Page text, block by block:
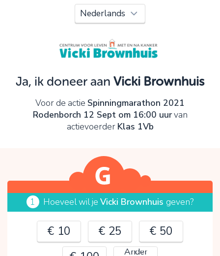
Ja, ik doneer aan Vicki Brownhuis
Voor de actie Spinningmarathon 2021
Rodenborch 12 Sept om 16:00 uurvan
actievoerder Klas 1Vb
1 Hoeveel wil jeVicki Brownhuisgeven?
€ 10 € 25
€ 50
Ander
Oeps!
Je kunt nog niet verder vanwege:
Controleer en verbeter je invoer en probeer het
OK